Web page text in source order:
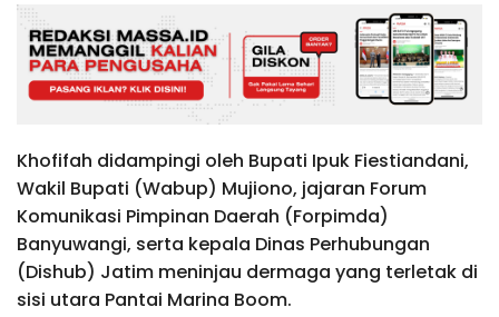
Khofifah didampingi oleh Bupati Ipuk Fiestiandani,
Wakil Bupati (Wabup) Mujiono, jajaran Forum
Komunikasi Pimpinan Daerah (Forpimda)
Banyuwangi, serta kepala Dinas Perhubungan
(Dishub) Jatim meninjau dermaga yang terletak di
sisi utara Pantai Marina Boom.